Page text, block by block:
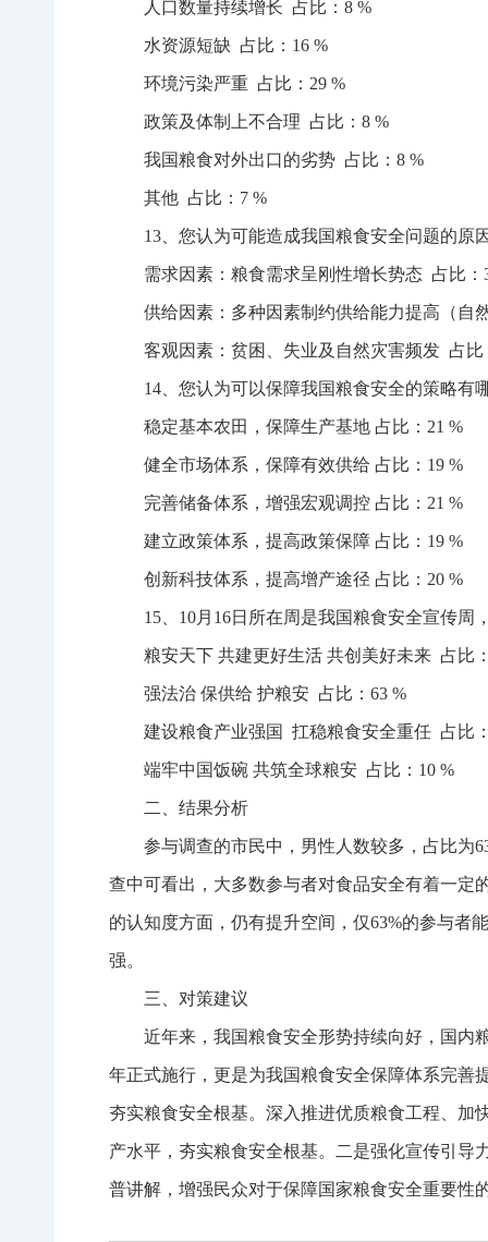
人口数量持续增长 占比：8 %
水资源短缺 占比：16 %
环境污染严重 占比：29 %
政策及体制上不合理 占比：8 %
我国粮食对外出口的劣势 占比：8 %
其他 占比：7 %
13、您认为可能造成我国粮食安全问题的原
需求因素：粮食需求呈刚性增长势态 占比：
供给因素：多种因素制约供给能力提高（自
客观因素：贫困、失业及自然灾害频发 占比
14、您认为可以保障我国粮食安全的策略有
稳定基本农田，保障生产基地 占比：21 %
健全市场体系，保障有效供给 占比：19 %
完善储备体系，增强宏观调控 占比：21 %
建立政策体系，提高政策保障 占比：19 %
创新科技体系，提高增产途径 占比：20 %
15、10月16日所在周是我国粮食安全宣传
粮安天下 共建更好生活 共创美好未来 占比
强法治 保供给 护粮安 占比：63 %
建设粮食产业强国 扛稳粮食安全重任 占比
端牢中国饭碗 共筑全球粮安 占比：10 %
二、结果分析
参与调查的市民中，男性人数较多，占比为
查中可看出，大多数参与者对食品安全有着一定
的认知度方面，仍有提升空间，仅63%的参与者
强。
三、对策建议
近年来，我国粮食安全形势持续向好，国内
年正式施行，更是为我国粮食安全保障体系完善
夯实粮食安全根基。深入推进优质粮食工程、加
产水平，夯实粮食安全根基。二是强化宣传引导
普讲解，增强民众对于保障国家粮食安全重要性